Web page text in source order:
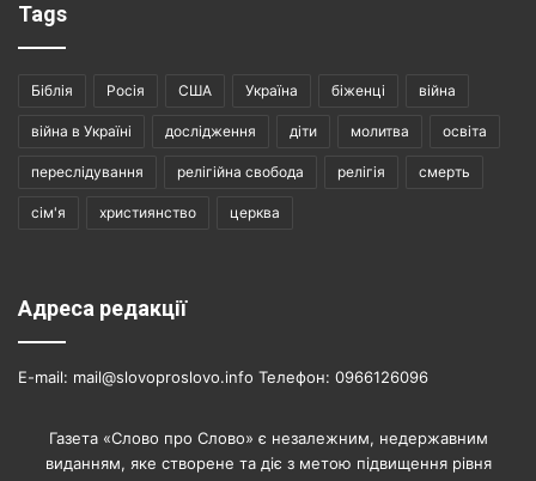
Tags
Біблія Росія США Україна біженці війна
війна в Україні дослідження діти молитва освіта
переслідування релігійна свобода релігія смерть
сім'я християнство церква
Адреса редакції
E-mail: mail@slovoproslovo.info Телефон: 0966126096
Газета «Слово про Слово» є незалежним, недержавним
виданням, яке створене та діє з метою підвищення рівня